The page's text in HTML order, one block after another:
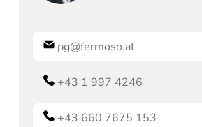
pg@fermoso.at
+43 1 997 4246
+43 660 7675 153